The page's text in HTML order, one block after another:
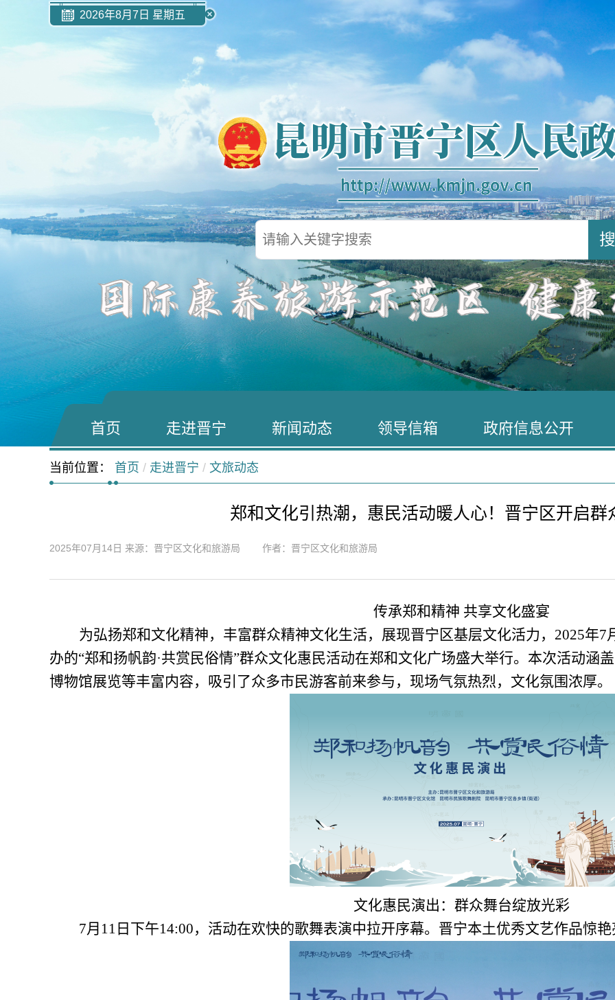
2026年8月7日 星期五
首页 走进晋宁 新闻动态 领导信箱 政府信息公开
当前位置： 首页 / 走进晋宁 / 文旅动态
郑和文化引热潮，惠民活动暖人心！晋宁区开启群
2025年07月14日 来源：晋宁区文化和旅游局 作者：晋宁区文化和旅游局
传承郑和精神 共享文化盛宴
为弘扬郑和文化精神，丰富群众精神文化生活，展现晋宁区基层文化活力， 2025年7
办的“郑和扬帆韵·共赏民俗情”群众文化惠民活动在郑和文化广场盛大举行。本次活动涵
博物馆展览等丰富内容，吸引了众多市民游客前来参与，现场气氛热烈，文化氛围浓厚。
文化惠民演出：群众舞台绽放光彩
7月11日下午14:00，活动在欢快的歌舞表演中拉开序幕。晋宁本土优秀文艺作品惊